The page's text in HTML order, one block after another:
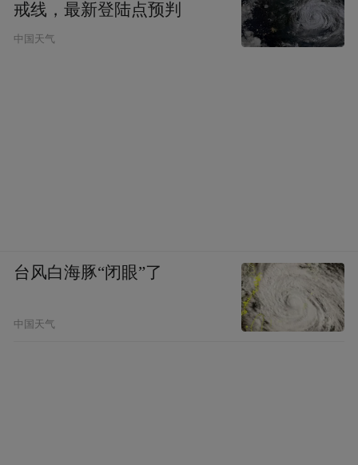
戒线，最新登陆点预判
中国天气
台风白海豚“闭眼”了
中国天气